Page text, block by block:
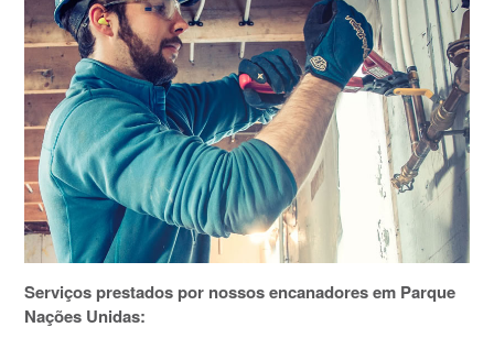
Serviços prestados por nossos encanadores em Parque
Nações Unidas: